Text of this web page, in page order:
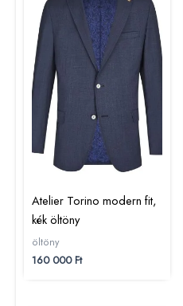
Atelier Torino modern fit,
kék öltöny
öltöny
160 000Ft